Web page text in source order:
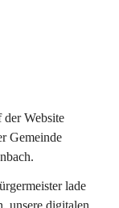
Website
Gemeinde
lade
unsere digitalen